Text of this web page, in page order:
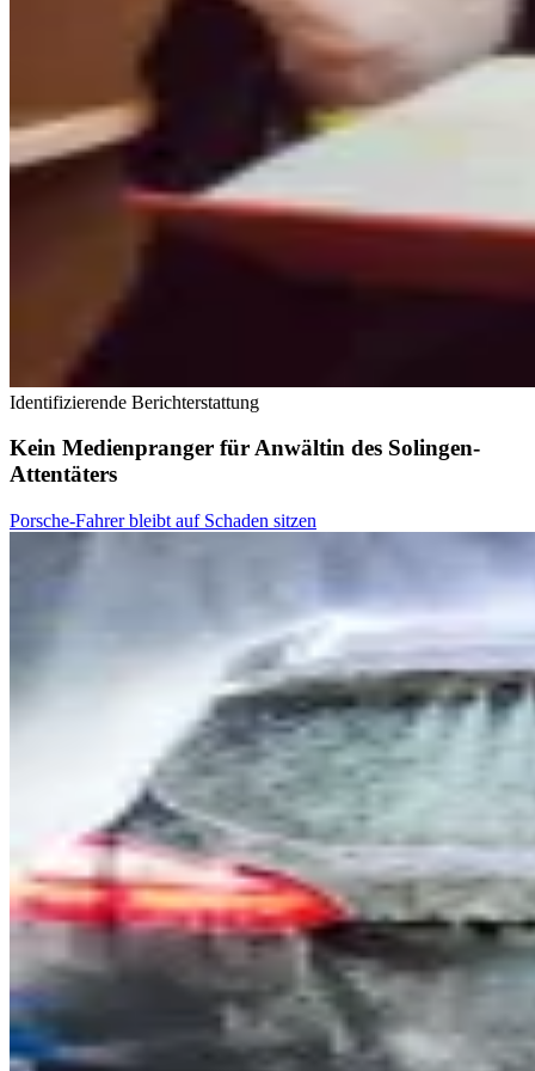
Identifizierende Berichterstattung
Kein Medienpranger für Anwältin des Solingen-
Attentäters
Porsche-Fahrer bleibt auf Schaden sitzen